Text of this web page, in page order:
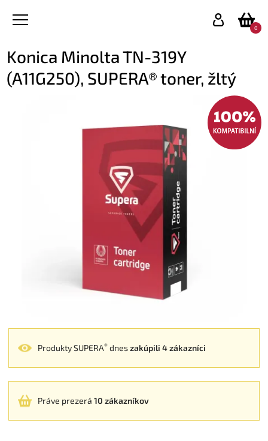
0
Konica Minolta TN-319Y
(A11G250), SUPERA® toner, žltý
Produkty SUPERA® dneszakúpili 4 zákazníci
Práve prezerá 10 zákazníkov